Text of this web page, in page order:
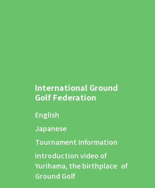
International Ground
Golf Federation
English
Japanese
Tournament Information
Introduction video of
Yurihama, the birthplace of
Ground Golf